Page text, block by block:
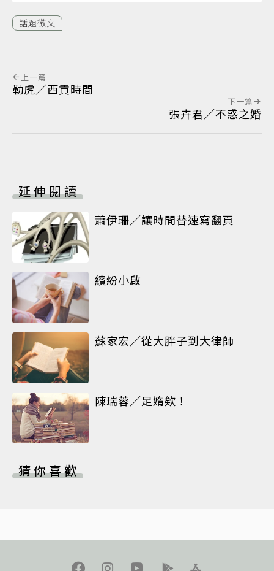
話題徵文
上一篇
勒虎／西貢時間
下一篇
張卉君／不惑之婚
延伸閱讀
蕭伊珊／讓時間替速寫翻頁
繽紛小啟
蘇家宏／從大胖子到大律師
陳瑞蓉／足媠欸！
猜你喜歡